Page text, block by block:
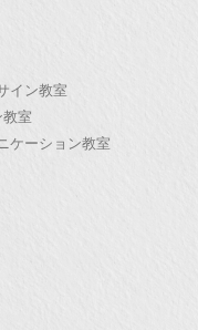
イン教室
室
ケーション教室